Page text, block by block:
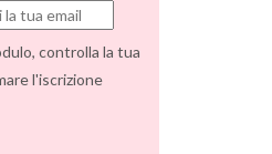
controlla la tua
l'iscrizione